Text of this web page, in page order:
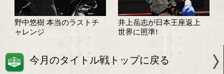
世界への道を切り開いたのは?